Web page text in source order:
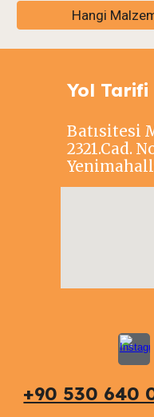
Hangi
Yol Tarifi
Batısitesi
2321.Cad.
+90 530 640